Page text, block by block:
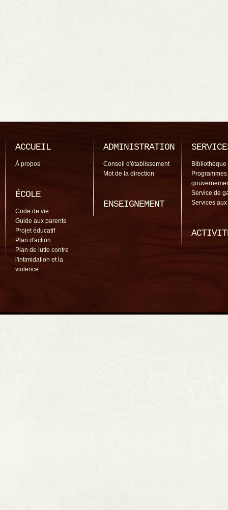
ACCUEIL
À propos
ÉCOLE
Code de vie
Guide aux parents
Projet éducatif
Plan d'action
Plan de lutte contre
l'intimidation et la
violence
ADMINISTRATION
Conseil d'établissement
Mot de la direction
ENSEIGNEMENT
Bibliothèque
Programmes
Service de
Services